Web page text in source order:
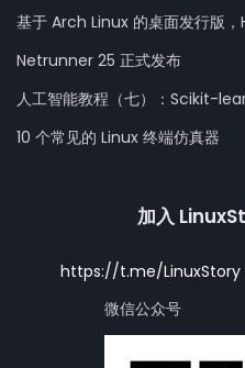
基于 Arch Linux 的桌面发行版
Netrunner 25 正式发布
人工智能教程（七）：Scikit-
10 个常见的 Linux 终端仿真器
加入
https://t.me/LinuxStory
微信公众号